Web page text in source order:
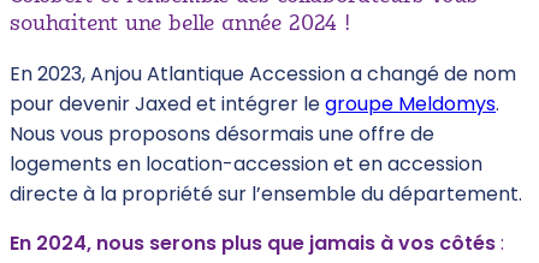
souhaitent une belle année 2024 !
En 2023, Anjou Atlantique Accession a changé de nom
pour devenir Jaxed et intégrer legroupe Meldomys.
Nous vous proposons désormais une offre de
logements en location-accession et en accession
directe à la propriété sur l’ensemble du département.
En 2024, nous serons plus que jamais à vos côtés: